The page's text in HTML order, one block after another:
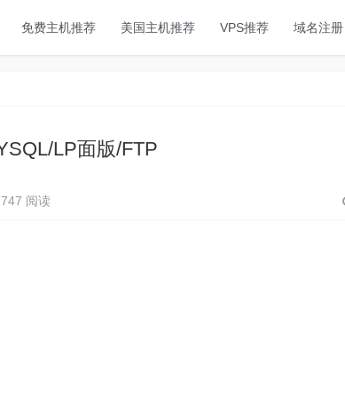
免费主机推荐 美国主机推荐 VPS推荐 域名注册
LP面版/FTP
阅读